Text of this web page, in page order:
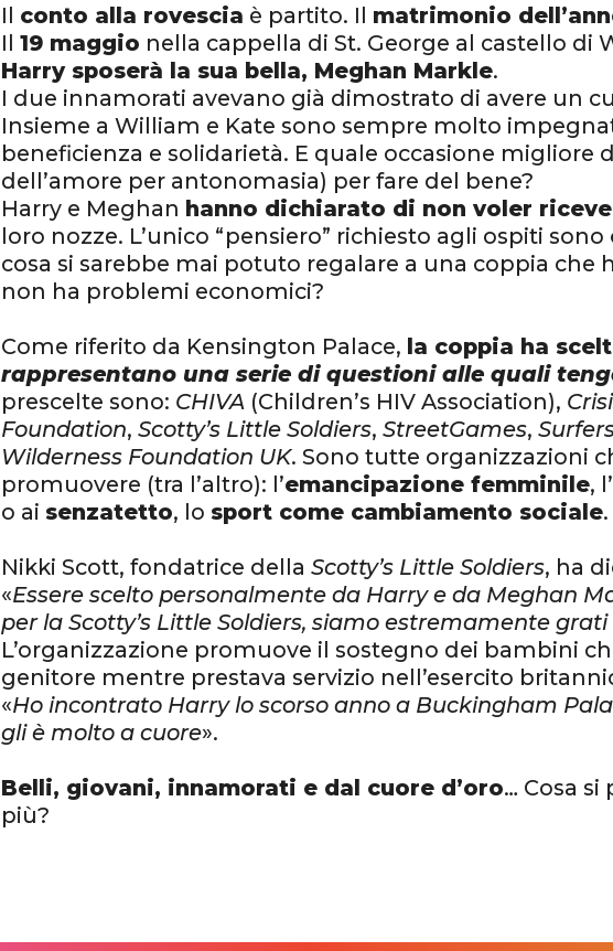
Il conto alla rovescia è partito. Il matrimonio
Il19 maggio nella cappella di St. George al castello di
Harry sposerà la sua bella, Meghan Markle.
I due innamorati avevano già dimostrato di avere un
Insieme a William e Kate sono sempre molto
beneficienza e solidarietà. E quale occasione migliore
dell’amore per antonomasia) per fare del bene?
Harry e Meghan hanno dichiarato di non voler
loro nozze. L’unico “pensiero” richiesto agli ospiti sono
cosa si sarebbe mai potuto regalare a una coppia che
non ha problemi economici?
Come riferito da Kensington Palace, la coppia ha
rappresentano una serie di questioni alle quali
prescelte sono: CHIVA (Children’s HIV Association),
Foundation,Scotty’s Little Soldiers,StreetGames,
Wilderness Foundation UK. Sono tutte organizzazioni
promuovere (tra l’altro): l’emancipazione femminile, l’
o ai senzatetto, lo sport come cambiamento sociale.
Nikki Scott, fondatrice dellaScotty’s Little Soldiers, ha
«Essere scelto personalmente da Harry e da Meghan
per la Scotty’s Little Soldiers, siamo estremamente
L’organizzazione promuove il sostegno dei bambini
genitore mentre prestava servizio nell’esercito
«Ho incontrato Harry lo scorso anno a Buckingham
gli è molto a cuore».
Belli, giovani, innamorati e dal cuore d’oro… Cosa
più?